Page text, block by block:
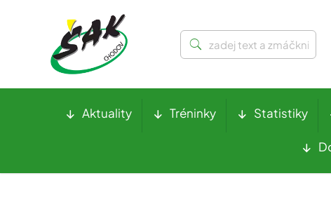
Aktuality Tréninky Statistiky